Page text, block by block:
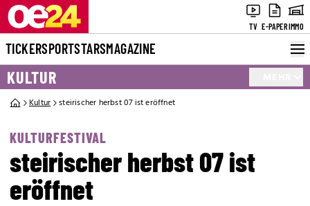
TV E-PAPERIMMO
TICKERSPORTSTARSMAGAZINE
KULTUR
Kultur steirischer herbst 07 ist eröffnet
KULTURFESTIVAL
steirischer herbst 07 ist
eröffnet